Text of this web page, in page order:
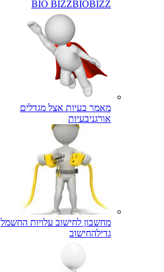
BIO BIZZBIOBIZZ
מאמר בעיות אצל מגדלים
אורגניבעיות
מחשבון לחישוב עלויות החשמל
גדילהחישוב